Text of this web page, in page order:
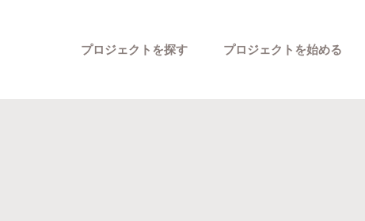
プロジェクトを探す プロジェクトを始める